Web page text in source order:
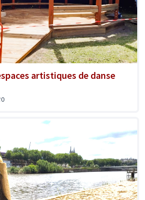
artistiques de danse
0